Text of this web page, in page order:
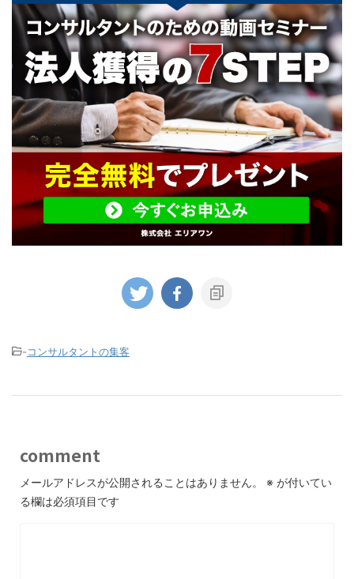
-コンサルタントの集客
comment
メールアドレスが公開されることはありません。 ※ が付いてい
る欄は必須項目です